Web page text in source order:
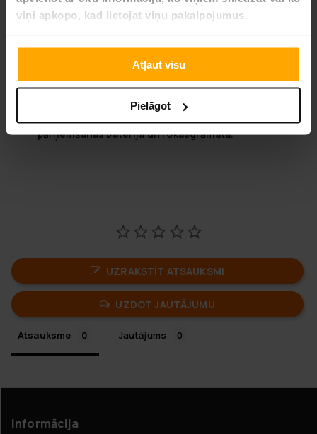
viņi apkopo, kad lietojat viņu pakalpojumus.
Atļaut visu
Pielāgot
Svars: 412g
Augstums: 110mm
Atpakaļgaita: 30, 60 vai 90 min
CE marķējums
Matēriāls: ABS čaulas materiāls
Komplektā ietilpst: ierīce, USB C lādēšanas kabelis,
pārņemšanas baterija un rokasgrāmata.
UZRAKSTĪT ATSAUKSMI
UZDOT JAUTĀJUMU
Atsauksme Jautājums
Informācija